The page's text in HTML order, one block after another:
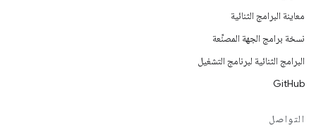
معاينة البرامج الثنائية
نسخة برامج الجهة المصنِّعة
البرامج الثنائية لبرنامج التشغيل
GitHub
التواصل